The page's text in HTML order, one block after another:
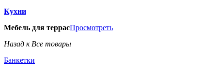
Кухни
Мебель для террасПросмотреть
Назад к Все товары
Банкетки